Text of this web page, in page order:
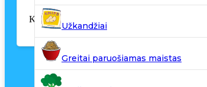
Krepšelyje nėra produktų.
Užkandžiai
Greitai paruošiamas maistas